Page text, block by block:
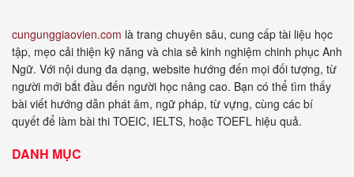
cungunggiaovien.com là trang chuyên sâu, cung cấp tài liệu học
tập, mẹo cải thiện kỹ năng và chia sẻ kinh nghiệm chinh phục Anh
Ngữ. Với nội dung đa dạng, website hướng đến mọi đối tượng, từ
người mới bắt đầu đến người học nâng cao. Bạn có thể tìm thấy
bài viết hướng dẫn phát âm, ngữ pháp, từ vựng, cùng các bí
quyết để làm bài thi TOEIC, IELTS, hoặc TOEFL hiệu quả.
DANH MỤC